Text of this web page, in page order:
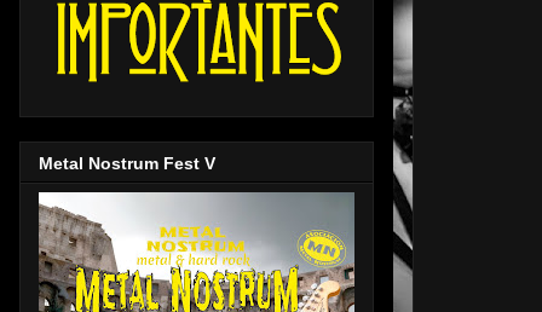
Metal Nostrum Fest V